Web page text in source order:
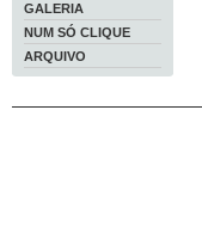
GALERIA
NUM SÓ CLIQUE
ARQUIVO